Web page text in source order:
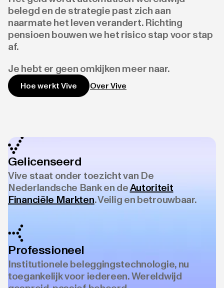
belegd en de strategie past zich aan
naarmate het leven verandert. Richting
pensioen bouwen we het risico stap voor stap
af.
Je hebt er geen omkijken meer naar.
Hoe werkt Vive Over Vive
Gelicenseerd
Vive staat onder toezicht van De
Nederlandsche Bank en deAutoriteit
Financiële Markten. Veilig en betrouwbaar.
Professioneel
Institutionele beleggingstechnologie, nu
toegankelijk voor iedereen. Wereldwijd